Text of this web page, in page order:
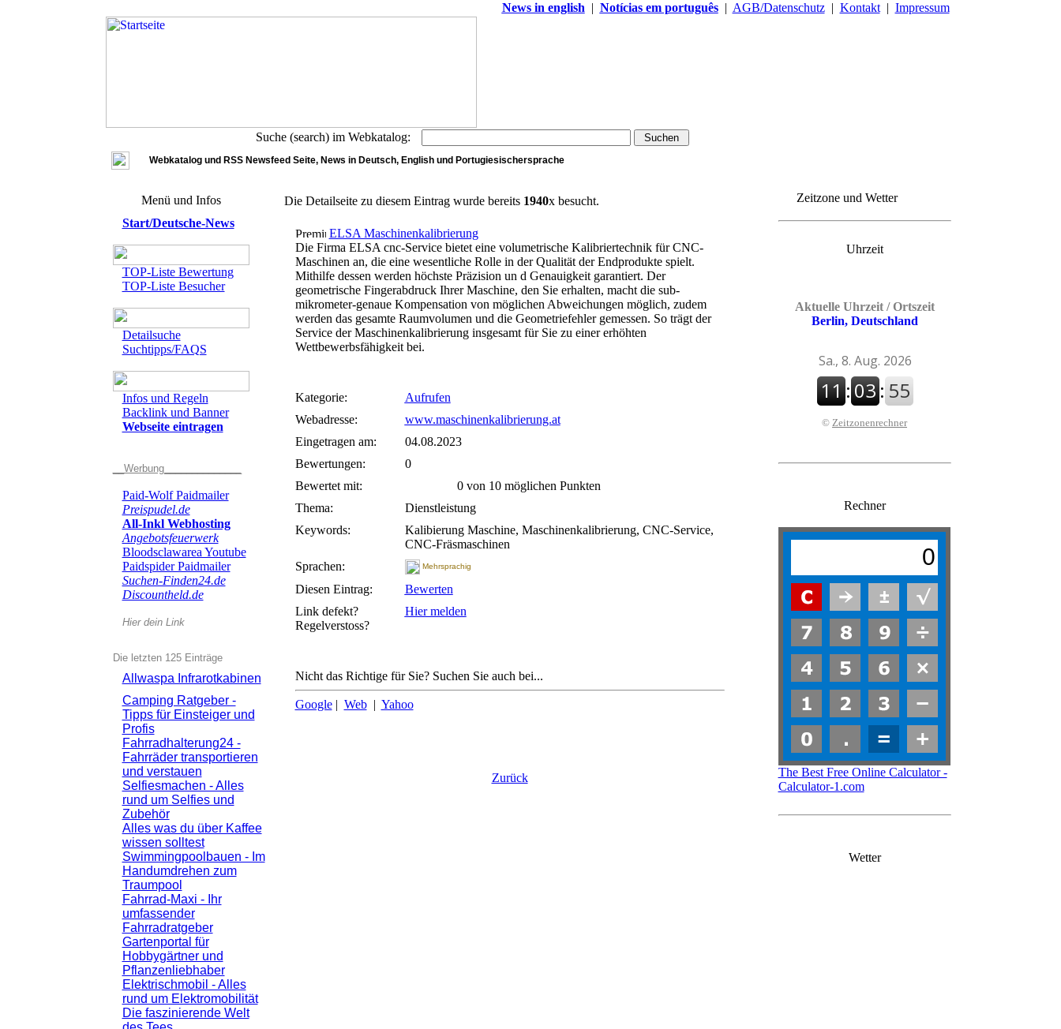
News in english | Notícias em português| AGB/Datenschutz| Kontakt| Impressum
Suche (search) im Webkatalog:
Webkatalog und RSS Newsfeed Seite, News in Deutsch, English und Portugiesischersprache
Menü und Infos
Start/Deutsche-News
TOP-Liste Bewertung
TOP-Liste Besucher
Detailsuche
Suchtipps/FAQS
Infos und Regeln
Backlink und Banner
Webseite eintragen
__Werbung______________
Paid-Wolf Paidmailer
Preispudel.de
All-Inkl Webhosting
Angebotsfeuerwerk
Bloodsclawarea Youtube
Paidspider Paidmailer
Suchen-Finden24.de
Discountheld.de
Hier dein Link
Die letzten 125 Einträge
Allwaspa Infrarotkabinen
Camping Ratgeber -
Tipps für Einsteiger und
Profis
Fahrradhalterung24 -
Fahrräder transportieren
und verstauen
Selfiesmachen - Alles
rund um Selfies und
Zubehör
Alles was du über Kaffee
wissen solltest
Swimmingpoolbauen - Im
Handumdrehen zum
Traumpool
Fahrrad-Maxi - Ihr
umfassender
Fahrradratgeber
Gartenportal für
Hobbygärtner und
Pflanzenliebhaber
Elektrischmobil - Alles
rund um Elektromobilität
Die faszinierende Welt
Die Detailseite zu diesem Eintrag wurde bereits 1940x besucht.
ELSA Maschinenkalibrierung
Die Firma ELSA cnc-Service bietet eine volumetrische Kalibriertechnik für CNC-
Maschinen an, die eine wesentliche Rolle in der Qualität der Endprodukte spielt.
Mithilfe dessen werden höchste Präzision un d Genauigkeit garantiert. Der
geometrische Fingerabdruck Ihrer Maschine, den Sie erhalten, macht die sub-
mikrometer-genaue Kompensation von möglichen Abweichungen möglich, zudem
werden das gesamte Raumvolumen und die Geometriefehler gemessen. So trägt der
Service der Maschinenkalibrierung insgesamt für Sie zu einer erhöhten
Wettbewerbsfähigkeit bei.
Kategorie:
Aufrufen
Webadresse:
www.maschinenkalibrierung.at
Eingetragen am:
04.08.2023
Bewertungen:
0
Bewertet mit:
0 von 10 möglichen Punkten
Thema:
Dienstleistung
Keywords:
Kalibierung Maschine, Maschinenkalibrierung, CNC-Service,
CNC-Fräsmaschinen
Sprachen:
Mehrsprachig
Diesen Eintrag:
Bewerten
Link defekt?
Regelverstoss?
Hier melden
Nicht das Richtige für Sie? Suchen Sie auch bei...
Google| Web| Yahoo
Zurück
Zeitzone und Wetter
Uhrzeit
Aktuelle Uhrzeit / Ortszeit
Berlin, Deutschland
© Zeitzonenrechner
Rechner
The Best Free Online Calculator -
Calculator-1.com
Wetter